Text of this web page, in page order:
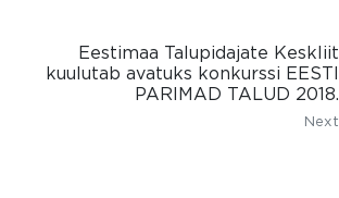
Eestimaa Talupidajate Keskliit
kuulutab avatuks konkurssi EESTI
PARIMAD TALUD 2018.
Next